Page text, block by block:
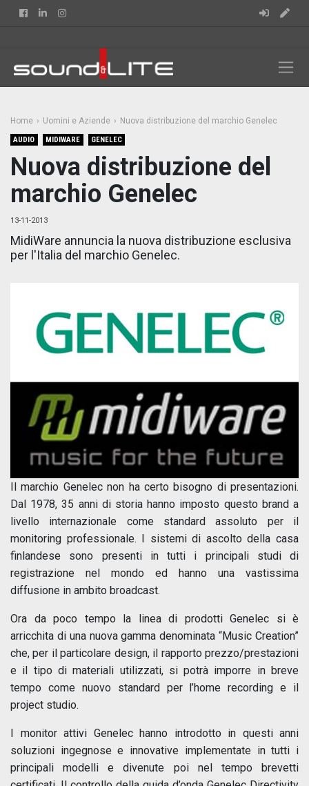
FacebookLinkedin
Home Uomini e Aziende Nuova distribuzione del marchio Genelec
AUDIO MIDIWARE GENELEC
Nuova distribuzione del
marchio Genelec
13-11-2013
MidiWare annuncia la nuova distribuzione esclusiva
per l'Italia del marchio Genelec.
Il marchio Genelec non ha certo bisogno di presentazioni.
Dal 1978, 35 anni di storia hanno imposto questo brand a
livello internazionale come standard assoluto per il
monitoring professionale. I sistemi di ascolto della casa
finlandese sono presenti in tutti i principali studi di
registrazione nel mondo ed hanno una vastissima
diffusione in ambito broadcast.
Ora da poco tempo la linea di prodotti Genelec si è
arricchita di una nuova gamma denominata “Music Creation”
che, per il particolare design, il rapporto prezzo/prestazioni
e il tipo di materiali utilizzati, si potrà imporre in breve
tempo come nuovo standard per l’home recording e il
project studio.
I monitor attivi Genelec hanno introdotto in questi anni
soluzioni ingegnose e innovative implementate in tutti i
principali modelli e divenute poi nel tempo brevetti